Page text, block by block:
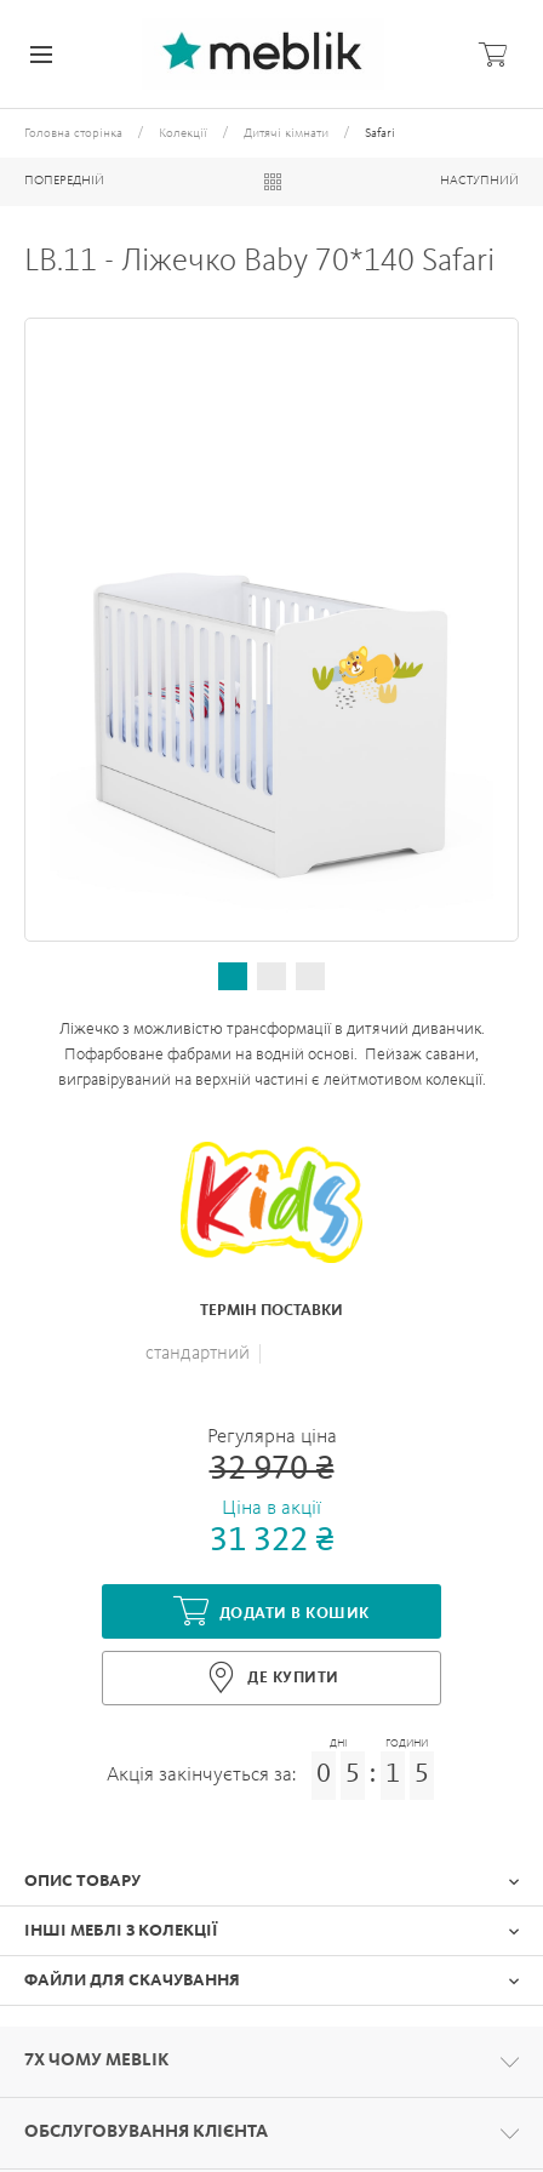
Головна сторінка / Колекції / Дитячі кімнати / Safari
ПОПЕРЕДНІЙ НАСТУПНИЙ
LB.11 - Ліжечко Baby 70*140 Safari
Ліжечко з можливістю трансформації в дитячий диванчик.
Пофарбоване фабрами на водній основі.
Пейзаж савани,
вигравіруваний на верхній частині є лейтмотивом колекції.
ТЕРМІН ПОСТАВКИ
стандартний
Регулярна ціна
32 970 ₴
Ціна в акції
31 322 ₴
ДОДАТИ В КОШИК
ДЕ КУПИТИ
Акція закінчується за:
ДНІ
0 5 :
ГОДИНИ
1 5
ОПИС ТОВАРУ
ІНШІ МЕБЛІ З КОЛЕКЦІЇ
ФАЙЛИ ДЛЯ СКАЧУВАННЯ
Формат:PDF
7Х ЧОМУ MEBLIK
ОБСЛУГОВУВАННЯ КЛІЄНТА